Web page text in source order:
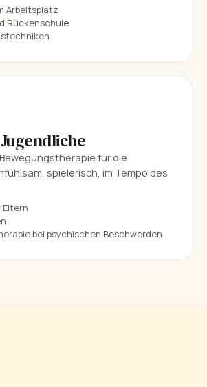
Arbeitsplatz
Rückenschule
für die
spielerisch, im Tempo des
Eltern
bei psychischen Beschwerden